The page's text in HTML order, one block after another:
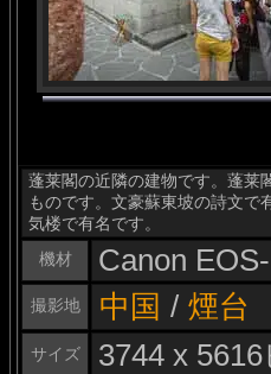
蓬莱閣の近隣の建物です。蓬莱
ものです。文豪蘇東坡の詩文で
気楼で有名です。
機材
Canon
撮影地 中国 / 煙台
サイズ 3744 x